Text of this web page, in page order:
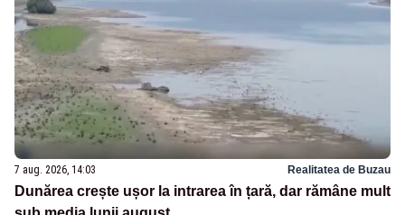
7 aug. 2026, 14:03 Realitatea de Buzau
Dunărea crește ușor la intrarea în țară, dar rămâne mult